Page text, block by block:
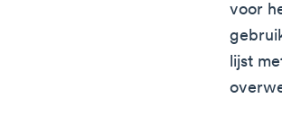
voor
lijst